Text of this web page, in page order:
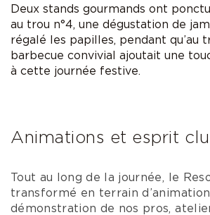
Deux stands gourmands ont
au trou n°4, une dégustation de
régalé les papilles, pendant qu’au
barbecue convivial ajoutait une
à cette journée festive.
Animations et esprit
Tout au long de la journée, le
transformé en terrain
démonstration de nos pros,